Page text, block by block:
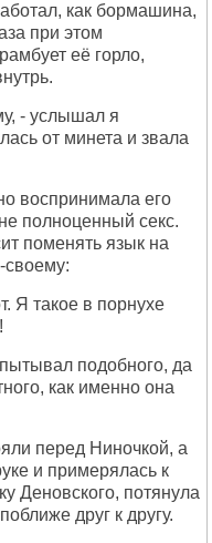
как бормашина,
при этом
её горло,
- услышал я
от минета и звала
воспринимала его
полноценный секс.
поменять язык на
своему:
Я такое в порнухе
подобного, да
как именно она
перед Ниночкой, а
и примерялась к
Деновского, потянула
друг к другу.